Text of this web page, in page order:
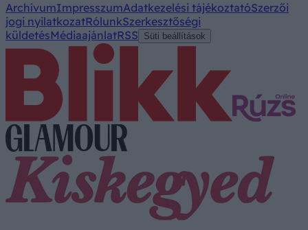
ArchívumImpresszumAdatkezelési tájékoztatóSzerzői
jogi nyilatkozatRólunkSzerkesztőségi
küldetésMédiaajánlatRSS Süti beállítások